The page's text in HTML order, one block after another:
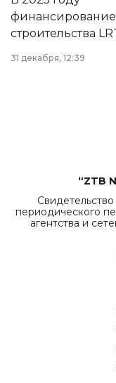
города.
финансирование
строительства
в Астане из
республиканского
31 декабря, 12:39
“ZTB
периодического
агентства и